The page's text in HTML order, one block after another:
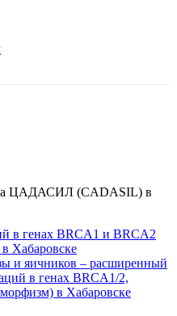
ЦАДАСИЛ (CADASIL) в
в генах BRCA1 и BRCA2
Хабаровске
и яичников – расширенный
в генах BRCA1/2,
в Хабаровске